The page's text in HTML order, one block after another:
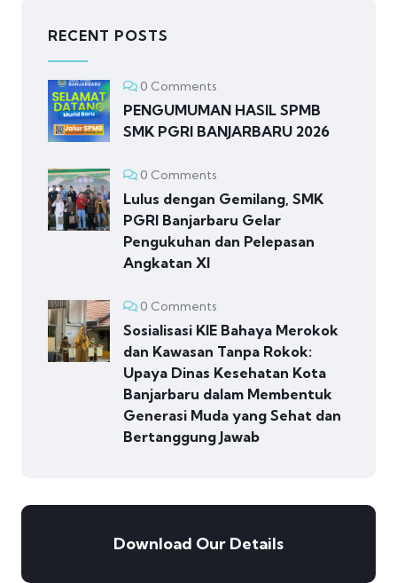
RECENT POSTS
0 Comments
PENGUMUMAN HASIL SPMB
SMK PGRI BANJARBARU 2026
0 Comments
Lulus dengan Gemilang, SMK
PGRI Banjarbaru Gelar
Pengukuhan dan Pelepasan
Angkatan XI
0 Comments
Sosialisasi KIE Bahaya Merokok
dan Kawasan Tanpa Rokok:
Upaya Dinas Kesehatan Kota
Banjarbaru dalam Membentuk
Generasi Muda yang Sehat dan
Bertanggung Jawab
Download Our Details